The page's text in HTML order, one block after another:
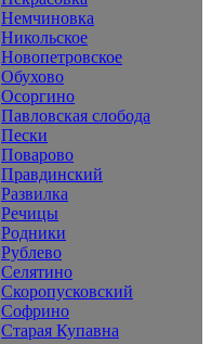
Немчиновка
Никольское
Новопетровское
Обухово
Осоргино
Павловская слобода
Пески
Поварово
Правдинский
Развилка
Речицы
Родники
Рублево
Селятино
Скоропусковский
Софрино
Старая Купавна